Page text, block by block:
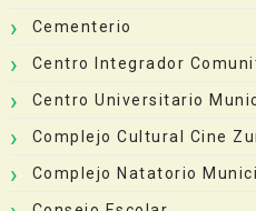
Cementerio
Centro Integrador
Centro Universitario
Complejo Cultural Cine
Complejo Natatorio